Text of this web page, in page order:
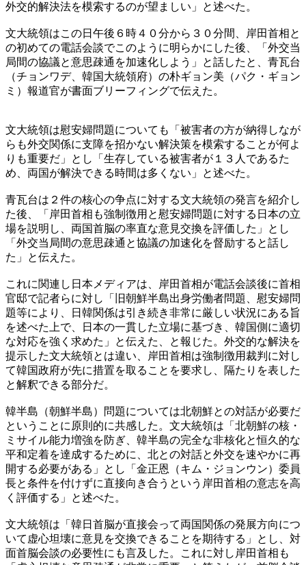
外交的解決法を模索するのが望ましい」と述べた。
文大統領はこの日午後６時４０分から３０分間、岸田首相と
の初めての電話会談でこのように明らかにした後、「外交当
局間の協議と意思疎通を加速化しよう」と話したと、青瓦台
（チョンワデ、韓国大統領府）の朴ギョン美（パク・ギョン
ミ）報道官が書面ブリーフィングで伝えた。
文大統領は慰安婦問題についても「被害者の方が納得しなが
らも外交関係に支障を招かない解決策を模索することが何よ
りも重要だ」とし「生存している被害者が１３人であるた
め、両国が解決できる時間は多くない」と述べた。
青瓦台は２件の核心の争点に対する文大統領の発言を紹介し
た後、「岸田首相も強制徴用と慰安婦問題に対する日本の立
場を説明し、両国首脳の率直な意見交換を評価した」とし
「外交当局間の意思疎通と協議の加速化を督励すると話し
た」と伝えた。
これに関連し日本メディアは、岸田首相が電話会談後に首相
官邸で記者らに対し「旧朝鮮半島出身労働者問題、慰安婦問
題等により、日韓関係は引き続き非常に厳しい状況にある旨
を述べた上で、日本の一貫した立場に基づき、韓国側に適切
な対応を強く求めた」と伝えた、と報じた。外交的な解決を
提示した文大統領とは違い、岸田首相は強制徴用裁判に対し
て韓国政府が先に措置を取ることを要求し、隔たりを表した
と解釈できる部分だ。
韓半島（朝鮮半島）問題については北朝鮮との対話が必要だ
ということに原則的に共感した。文大統領は「北朝鮮の核・
ミサイル能力増強を防ぎ、韓半島の完全な非核化と恒久的な
平和定着を達成するために、北との対話と外交を速やかに再
開する必要がある」とし「金正恩（キム・ジョンウン）委員
長と条件を付けずに直接向き合うという岸田首相の意志を高
く評価する」と述べた。
文大統領は「韓日首脳が直接会って両国関係の発展方向につ
いて虚心坦壊に意見を交換できることを期待する」とし、対
面首脳会談の必要性にも言及した。これに対し岸田首相も